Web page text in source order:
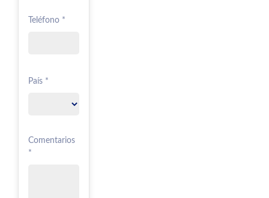
Teléfono *
País *
Comentarios
*